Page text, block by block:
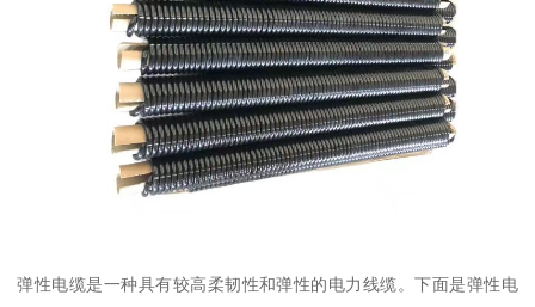
弹性电缆是一种具有较高柔韧性和弹性的电力线缆。下面是弹性电